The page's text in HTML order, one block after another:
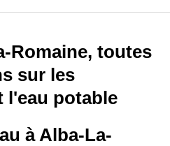
Romaine, toutes
sur les
l'eau potable
à Alba-La-